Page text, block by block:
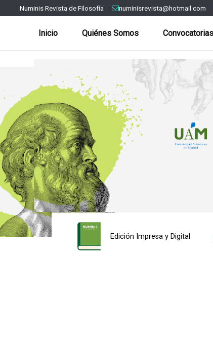
Numinis Revista de Filosofía numinisrevista@hotmail.com
Inicio Quiénes Somos Convocatorias
Edición Impresa y Digital